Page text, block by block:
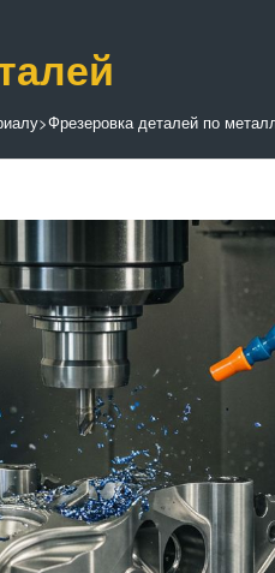
>Фрезеровка деталей по